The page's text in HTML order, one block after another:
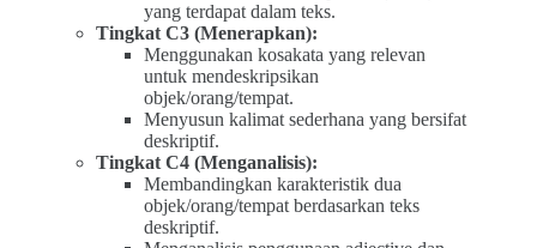
yang terdapat dalam teks.
Tingkat C3 (Menerapkan):
Menggunakan kosakata yang relevan
untuk mendeskripsikan
objek/orang/tempat.
Menyusun kalimat sederhana yang bersifat
deskriptif.
Tingkat C4 (Menganalisis):
Membandingkan karakteristik dua
objek/orang/tempat berdasarkan teks
deskriptif.